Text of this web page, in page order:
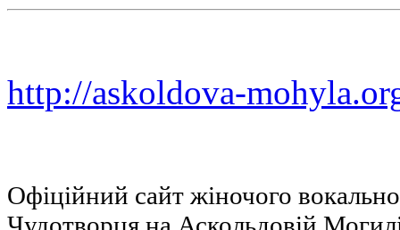
http://askoldova-
Офіційний сайт жіночого